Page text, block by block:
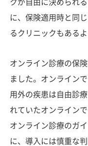
クが自由に決められ
に、保険適用時と同
るクリニックもあるよ
オンライン診療の保
ました。オンライン
用外の疾患は自由診
れていたオンライン
オンライン診療のガ
に、導入には慎重な